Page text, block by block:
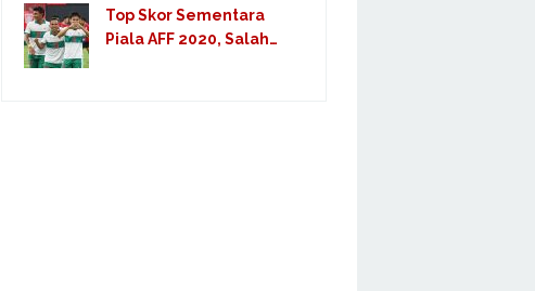
Top Skor Sementara
Piala AFF 2020, Salah…